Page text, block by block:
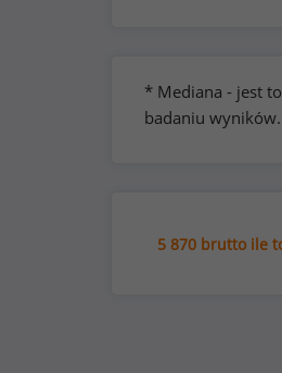
* Mediana - jest
badaniu
5 870 brutto ile